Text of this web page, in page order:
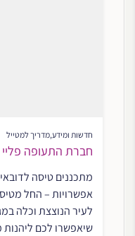
חדשות ומידע,מדריך למטייל
חברת התעופה פליי
מתכננים טיסה
אפשרויות – החל
לעיר הנוצצת וכלה
שיאפשרו לכם